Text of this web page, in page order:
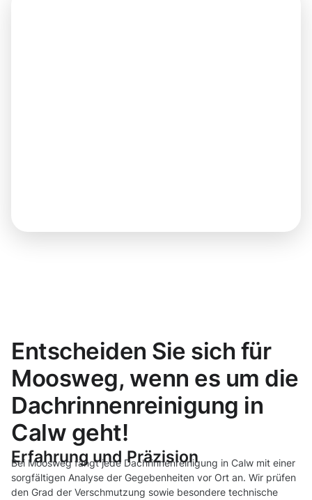
Entscheiden Sie sich für
Moosweg, wenn es um die
Dachrinnenreinigung in
Calw geht!
Erfahrung und Präzision
Bei Moosweg fängt jede Dachrinnenreinigung in Calw mit einer
sorgfältigen Analyse der Gegebenheiten vor Ort an. Wir prüfen
den Grad der Verschmutzung sowie besondere technische